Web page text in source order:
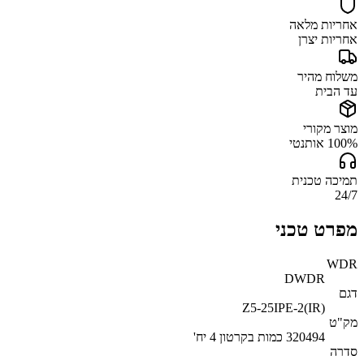
אחריות מלאה
אחריות יצרן
משלוח מהיר
עד הבית
מוצר מקורי
100% אותנטי
תמיכה טכנית
24/7
מפרט טכני
WDR
DWDR
דגם
Z5-25IPE-2(IR)
מק"ט
320494 כמות בקרטון 4 יח'
סדרה